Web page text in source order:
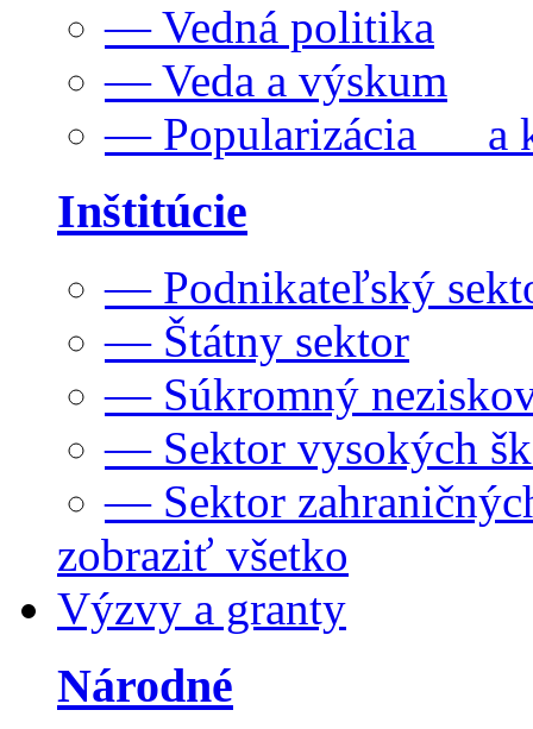
— Vedná politika
— Veda a výskum
— Popularizácia a
Inštitúcie
— Podnikateľský
— Štátny sektor
— Súkromný
— Sektor vysokých
— Sektor
zobraziť všetko
Výzvy a granty
Národné